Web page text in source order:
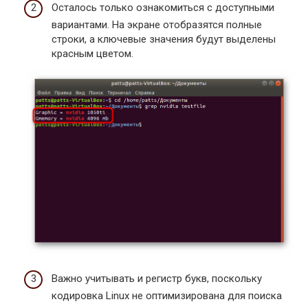
Осталось только ознакомиться с доступными
вариантами. На экране отобразятся полные
строки, а ключевые значения будут выделены
красным цветом.
Важно учитывать и регистр букв, поскольку
кодировка Linux не оптимизирована для поиска